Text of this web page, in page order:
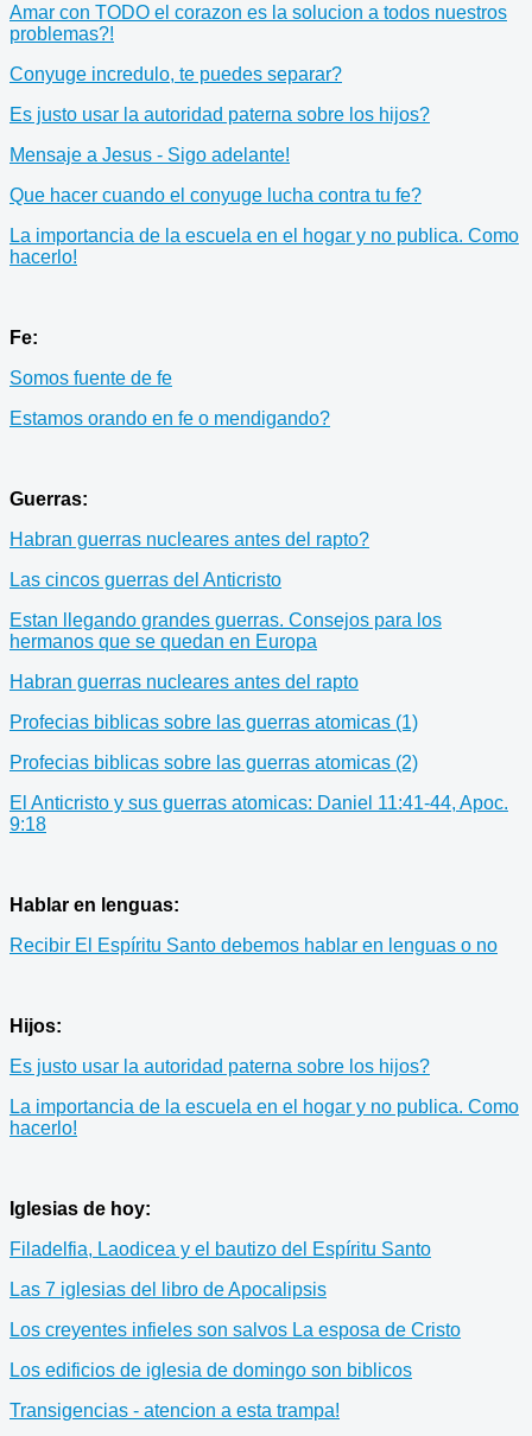
Amar con TODO el corazon es la solucion a todos nuestros
problemas?!
Conyuge incredulo, te puedes separar?
Es justo usar la autoridad paterna sobre los hijos?
Mensaje a Jesus - Sigo adelante!
Que hacer cuando el conyuge lucha contra tu fe?
La importancia de la escuela en el hogar y no publica. Como
hacerlo!
Fe:
Somos fuente de fe
Estamos orando en fe o mendigando?
Guerras:
Habran guerras nucleares antes del rapto?
Las cincos guerras del Anticristo
Estan llegando grandes guerras. Consejos para los
hermanos que se quedan en Europa
Habran guerras nucleares antes del rapto
Profecias biblicas sobre las guerras atomicas (1)
Profecias biblicas sobre las guerras atomicas (2)
El Anticristo y sus guerras atomicas: Daniel 11:41-44, Apoc.
9:18
Hablar en lenguas:
Recibir El Espíritu Santo debemos hablar en lenguas o no
Hijos:
Es justo usar la autoridad paterna sobre los hijos?
La importancia de la escuela en el hogar y no publica. Como
hacerlo!
Iglesias de hoy:
Filadelfia, Laodicea y el bautizo del Espíritu Santo
Las 7 iglesias del libro de Apocalipsis
Los creyentes infieles son salvos La esposa de Cristo
Los edificios de iglesia de domingo son biblicos
Transigencias - atencion a esta trampa!